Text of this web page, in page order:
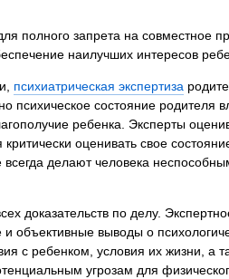
полного запрета на совместное
наилучших интересов
психиатрическая экспертиза
психическое состояние родителя
ребенка. Эксперты
оценивать свое
делают человека
доказательств по делу.
объективные выводы о
с ребенком, условия их жизни, а
угрозам для